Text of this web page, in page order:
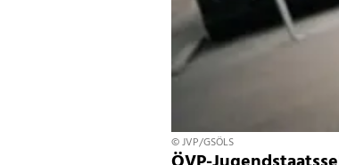
© JVP/GSÖLS